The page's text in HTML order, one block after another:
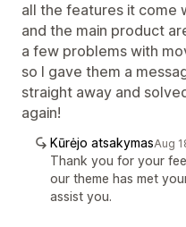
all the features it come
and the main product
a few problems with
so I gave them a
straight away and
again!
Kūrėjo atsakymasAug
Thank you for your
our theme has met
assist you.